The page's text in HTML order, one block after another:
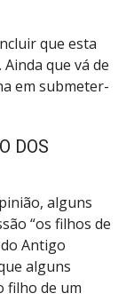
que esta
que vá de
em submeter-
DOS
alguns
“os filhos de
Antigo
alguns
filho de um